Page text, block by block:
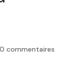
0 commentaires